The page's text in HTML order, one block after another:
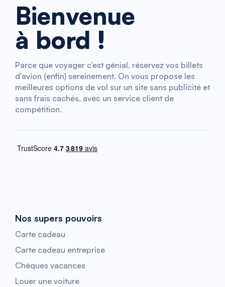
Bienvenue
à bord !
Parce que voyager c’est génial, réservez vos billets
d’avion (enfin) sereinement. On vous propose les
meilleures options de vol sur un site sans publicité et
sans frais cachés, avec un service client de
compétition.
Nos supers pouvoirs
Carte cadeau
Carte cadeau entreprise
Chèques vacances
Louer une voiture